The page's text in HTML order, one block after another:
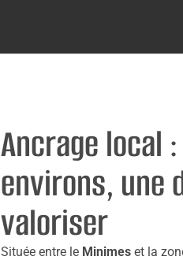
Ancrage local
environs, une
valoriser
Située entre le Minimes et la